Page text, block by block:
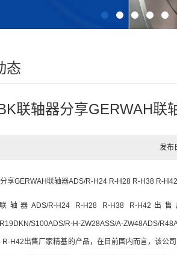
态
联轴器分享GERWAH联
发布
享GERWAH联轴器ADS/R-H24 R-H28 R-H38 R-
轴器ADS/R-H24 R-H28 R-H38 R-H42出售
S100ADS/R-H-ZW28ASS/A-ZW48ADS/
R-H42出售厂家精基的产品，在目前国内而言，该公